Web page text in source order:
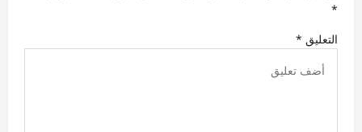
ا
ت
*
التعليق *